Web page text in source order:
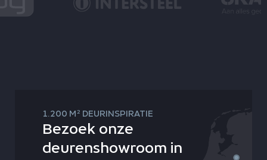
1.200 M2 DEURINSPIRATIE
Bezoek onze
deurenshowroom in